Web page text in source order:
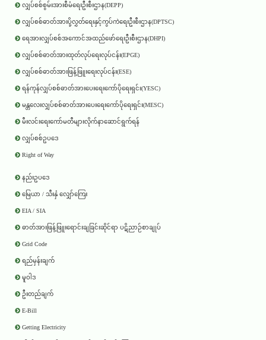
လျှပ်စစ်စွမ်းအားစီမံရေးဦးစီးဌာန(DEPP)
လျှပ်စစ်ဓာတ်အားပို့လွှတ်ရေးနှင့်ကွပ်ကဲရေးဦးစီးဌာန(DPTSC)
ရေအားလျှပ်စစ်အကောင်အထည်ဖော်ရေးဦးစီးဌာန(DHPI)
လျှပ်စစ်ဓာတ်အားထုတ်လုပ်ရေးလုပ်ငန်း(EPGE)
လျှပ်စစ်ဓာတ်အားဖြန့်ဖြူးရေးလုပ်ငန်း(ESE)
ရန်ကုန်လျှပ်စစ်ဓာတ်အားပေးရေးကော်ပိုရေးရှင်း(YESC)
မန္တလေးလျှပ်စစ်ဓာတ်အားပေးရေးကော်ပိုရေးရှင်း(MESC)
မီးလင်းရေးကော်မတီများလိုက်နာဆောင်ရွက်ရန်
လျှပ်စစ်ဥပဒေ
Right of Way
နည်းဥပဒေ
မြေယာ / သီးနှံ လျှော်ကြေး
EIA / SIA
ဓာတ်အားဖြန့်ဖြူးရောင်းချခြင်းဆိုင်ရာ ပဋိညာဉ်စာချုပ်
Grid Code
ရည်မှန်းချက်
မူဝါဒ
ဦးတည်ချက်
E-Bill
Getting Electricity